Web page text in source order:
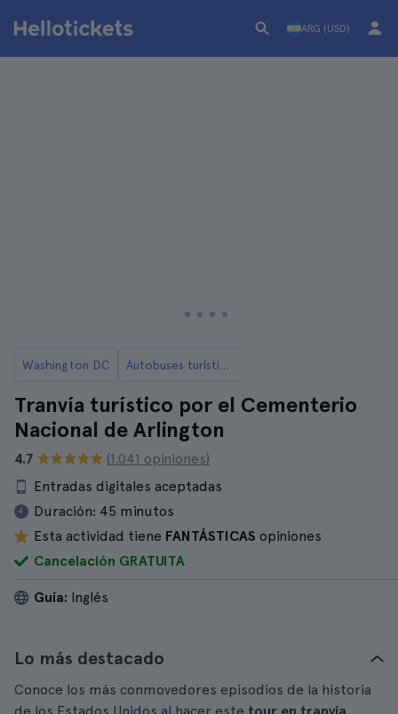
ARG (USD)
Washington DC Autobuses turísticos de Washington
Tranvía turístico por el Cementerio
Nacional de Arlington
4.7
(1.041 opiniones)
Entradas digitales aceptadas
Duración: 45 minutos
Esta actividad tiene FANTÁSTICAS opiniones
Cancelación GRATUITA
Guía: Inglés
Lo más destacado
Conoce los más conmovedores episodios de la historia